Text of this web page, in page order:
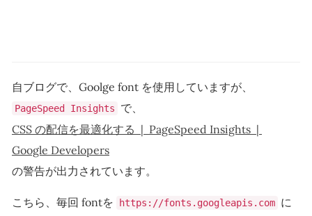
自ブログで、Goolge font を使用していますが、
PageSpeed Insights
で、
CSS の配信を最適化する | PageSpeed Insights |
Google Developers
の警告が出力されています。
こちら、毎回 fontを https://fonts.googleapis.com に